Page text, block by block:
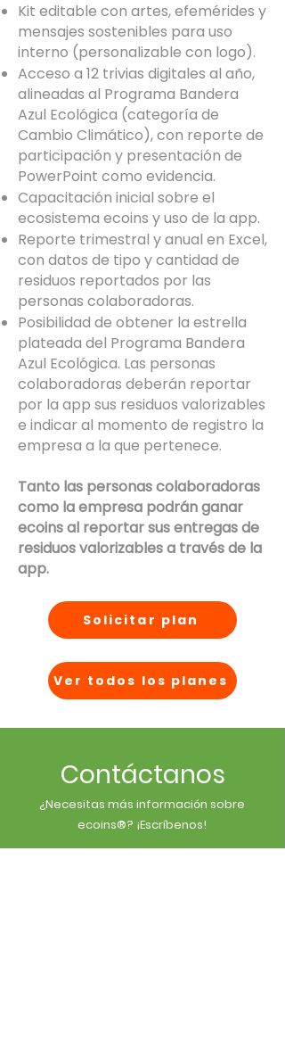
Kit editable con artes, efemérides y
mensajes sostenibles para uso
interno (personalizable con logo).
Acceso a 12 trivias digitales al año,
alineadas al Programa Bandera
Azul Ecológica (categoría de
Cambio Climático), con reporte de
participación y presentación de
PowerPoint como evidencia.
Capacitación inicial sobre el
ecosistema ecoins y uso de la app.
Reporte trimestral y anual en Excel,
con datos de tipo y cantidad de
residuos reportados por las
personas colaboradoras.
Posibilidad de obtener la estrella
plateada del Programa Bandera
Azul Ecológica. Las personas
colaboradoras deberán reportar
por la app sus residuos valorizables
e indicar al momento de registro la
empresa a la que pertenece.
Tanto las personas colaboradoras
como la empresa podrán ganar
ecoins al reportar sus entregas de
residuos valorizables a través de la
app.
Solicitar plan
Ver todos los planes
Contáctanos
¿Necesitas más información sobre
ecoins®? ¡Escríbenos!